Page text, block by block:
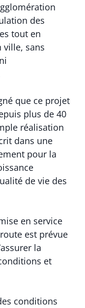
des
tout en
ville, sans
que ce projet
plus de 40
réalisation
dans une
pour la
de vie des
en service
est prévue
la
et
conditions